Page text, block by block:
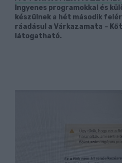
Ingyenes programokkal és
készülnek a hét második
ráadásul a Várkazamata –
látogatható.